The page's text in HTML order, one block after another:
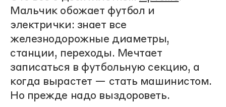
Мальчик обожает футбол и
электрички: знает все
железнодорожные диаметры,
станции, переходы. Мечтает
записаться в футбольную секцию, а
когда вырастет — стать машинистом.
Но прежде надо выздороветь.